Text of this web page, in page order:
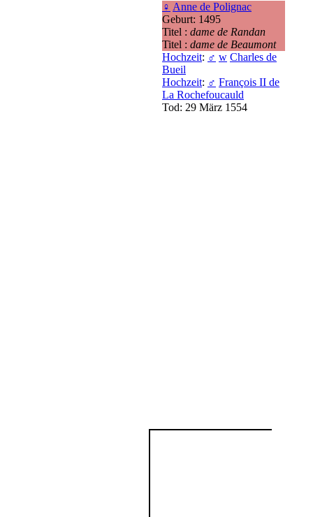
♀ Anne de Polignac
Geburt: 1495
Titel : dame de Randan
Titel : dame de Beaumont
Hochzeit: ♂ w Charles de
Bueil
Hochzeit: ♂ François II de
La Rochefoucauld
Tod: 29 März 1554